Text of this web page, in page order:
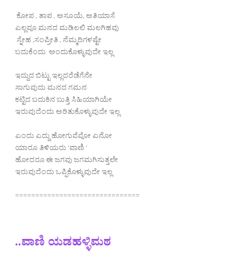
ಕೋಪ , ತಾಪ , ಅಸೂಯೆ, ಅತಿಯಾಸೆ
ಎಲ್ಲವೂ ಮನದ ಮಡಿಲಲಿ ಮಲಗಿಹವು
ಸ್ನೇಹ ,ಸಂಪ್ರೀತಿ , ನೆಮ್ಮದಿಗಳಷ್ಟೇ
ಬದುಕೆಂದು ಅಂದುಕೊಳ್ಳುವುದೇ ಇಲ್ಲ
ಇದ್ದುದ ಬಿಟ್ಟು ಇಲ್ಲದರೆಡೆಗೆನೇ
ಸಾಗುವುದು ಮನದ ಗಮನ
ಕಟ್ಟಿದ ಬದುಕಿನ ಬುತ್ತಿ ಸಿಹಿಯಾಗಿಯೇ
ಇರುವುದೆಂದು ಅರಿತುಕೊಳ್ಳುವುದೇ ಇಲ್ಲ
ಎಂದು ಎದ್ದು ಹೋಗುವೆವೋ ಏನೋ
ಯಾರೂ ತಿಳಿಯರು ‘ವಾಣಿ ‘
ಹೋದರೂ ಈ ಜಗವು ಜಗಮಗಿಸುತ್ತಲೇ
ಇರುವುದೆಂದು ಒಪ್ಪಿಕೊಳ್ಳುವುದೇ ಇಲ್ಲ
===============================
..ವಾಣಿ ಯಡಹಳ್ಳಿಮಠ